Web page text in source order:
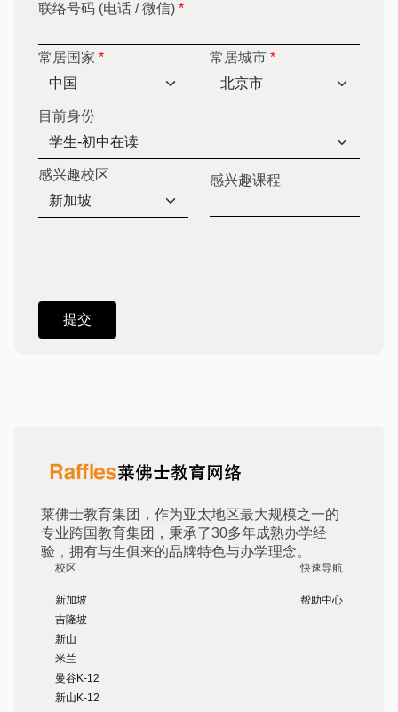
联络号码 (电话 / 微信) *
常居国家 * 常居城市 *
目前身份
感兴趣校区 感兴趣课程
莱佛士教育集团，作为亚太地区最大规模之一的
专业跨国教育集团，秉承了30多年成熟办学经
验，拥有与生俱来的品牌特色与办学理念。
校区
新加坡
吉隆坡
新山
米兰
曼谷K-12
新山K-12
快速导航
帮助中心